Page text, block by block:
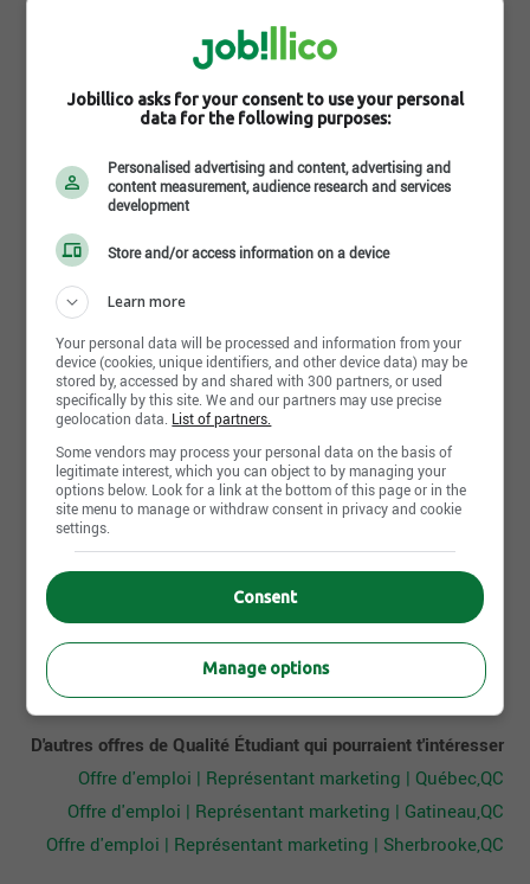
Nous remercions tous les candidats d’avoir soumis
seront contactés pour les prochaines étapes.
Pour plus d’informations sur l’entreprise, veuillez
Qualité Étudiants est un incubateur entrepreneurial
partout au Québec depuis plus de 30 ans. Nous
offrons une formation complète pour les jeunes
fois. Le poste de représentant marketing est le point
d'entrée d'une aventure incroyable menant à plusieurs
possibilités d'avancement.
Aucun
non déterminé
Années d'expérience
0-2 années
Langues écrites
non déterminé
Langues parlées
Fr : Avancé
Postuler maintenant
D'autres offres de Qualité Étudiant qui pourraient t'intéresser
Offre d'emploi | Représentant marketing | Québec,QC
Offre d'emploi | Représentant marketing | Gatineau,QC
Offre d'emploi | Représentant marketing | Sherbrooke,QC
Jobillico asks for your consent to use your personal
data for the following purposes:
Personalised advertising and content, advertising and
content measurement, audience research and services
development
Store and/or access information on a device
Learn more
Your personal data will be processed and information from your
device (cookies, unique identifiers, and other device data) may be
stored by, accessed by and shared with 300 partners, or used
specifically by this site. We and our partners may use precise
geolocation data. List of partners.
Some vendors may process your personal data on the basis of
legitimate interest, which you can object to by managing your
options below. Look for a link at the bottom of this page or in the
site menu to manage or withdraw consent in privacy and cookie
settings.
Consent
Manage options